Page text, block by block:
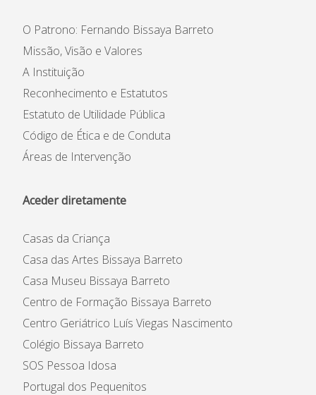
O Patrono: Fernando Bissaya Barreto
Missão, Visão e Valores
A Instituição
Reconhecimento e Estatutos
Estatuto de Utilidade Pública
Código de Ética e de Conduta
Áreas de Intervenção
Aceder diretamente
Casas da Criança
Casa das Artes Bissaya Barreto
Casa Museu Bissaya Barreto
Centro de Formação Bissaya Barreto
Centro Geriátrico Luís Viegas Nascimento
Colégio Bissaya Barreto
SOS Pessoa Idosa
Portugal dos Pequenitos